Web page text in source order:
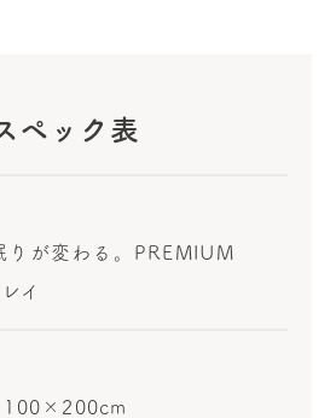
ペック表
りが変わる。PREMIUM
イ
100×200cm